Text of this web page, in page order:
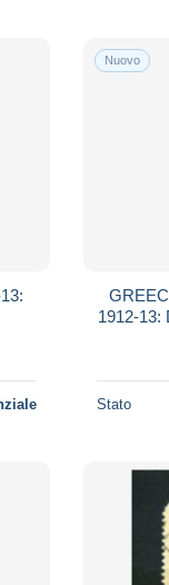
Nuovo
1912-
Stato